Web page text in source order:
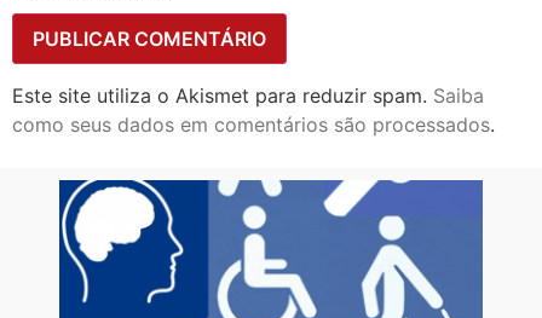
Este site utiliza o Akismet para reduzir spam. Saiba
como seus dados em comentários são processados.